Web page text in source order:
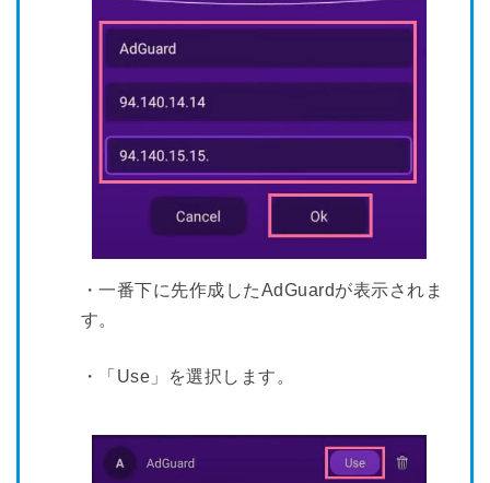
・一番下に先作成したAdGuardが表示されま
す。
・「Use」を選択します。